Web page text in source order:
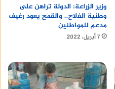
وزير الزراعة: الدولة تراهن على
وطنية الفلاح.. والقمح يعود رغيف
مدعم للمواطنين
7 أبريل، 2022